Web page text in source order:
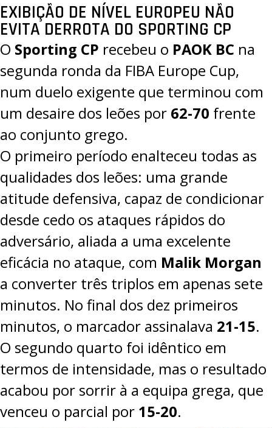
EXIBIÇÃO DE NÍVEL EUROPEU NÃO
EVITA DERROTA DO SPORTING CP
O Sporting CP recebeu o PAOK BC na
segunda ronda da FIBA Europe Cup,
num duelo exigente que terminou com
um desaire dos leões por 62-70 frente
ao conjunto grego.
O primeiro período enalteceu todas as
qualidades dos leões: uma grande
atitude defensiva, capaz de condicionar
desde cedo os ataques rápidos do
adversário, aliada a uma excelente
eficácia no ataque, com Malik Morgan
a converter três triplos em apenas sete
minutos. No final dos dez primeiros
minutos, o marcador assinalava 21-15.
O segundo quarto foi idêntico em
termos de intensidade, mas o resultado
acabou por sorrir à a equipa grega, que
venceu o parcial por 15-20.